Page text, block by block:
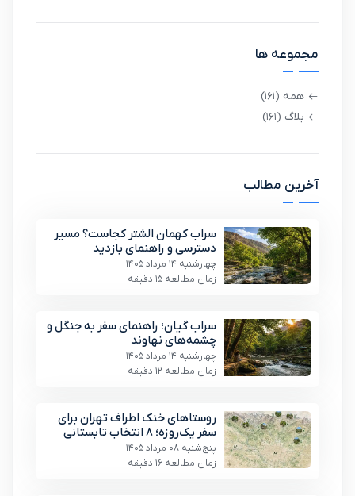
مجموعه ها
همه (161)
بلاگ (161)
آخرین مطالب
سراب کهمان الشتر کجاست؟ مسیر
دسترسی و راهنمای بازدید
چهارشنبه 14 مرداد 1405
زمان مطالعه 15 دقیقه
سراب گیان؛ راهنمای سفر به جنگل و
چشمه‌های نهاوند
چهارشنبه 14 مرداد 1405
زمان مطالعه 12 دقیقه
روستاهای خنک اطراف تهران برای
سفر یک‌روزه؛ ۸ انتخاب تابستانی
پنج‌شنبه 08 مرداد 1405
زمان مطالعه 16 دقیقه